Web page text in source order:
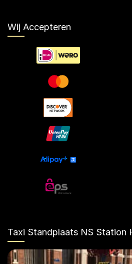
Wij Accepteren
Taxi Standplaats NS Station